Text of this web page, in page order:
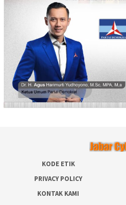
KODE ETIK
PRIVACY POLICY
KONTAK KAMI